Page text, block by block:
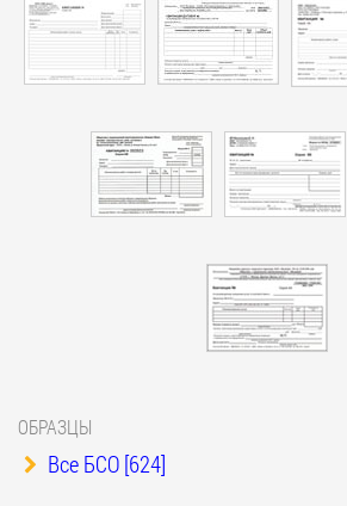
ОБРАЗЦЫ
Все БСО [624]